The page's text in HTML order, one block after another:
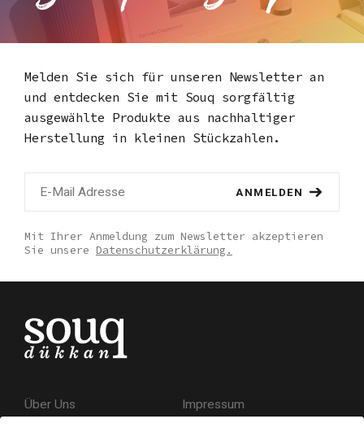
Melden Sie sich für unseren Newsletter an
und entdecken Sie mit Souq sorgfältig
ausgewählte Produkte aus nachhaltiger
Herstellung in kleinen Stückzahlen.
ANMELDEN
Mit Ihrer Anmeldung zum Newsletter akzeptieren
Sie unsere Datenschutzerklärung.
Über Uns
Impressum